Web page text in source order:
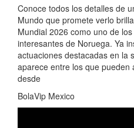
Conoce todos los detalles de
Mundo que promete verlo
Mundial 2026 como uno de
interesantes de Noruega. Ya
actuaciones destacadas en la
aparece entre los que pueden
desde
BolaVip Mexico